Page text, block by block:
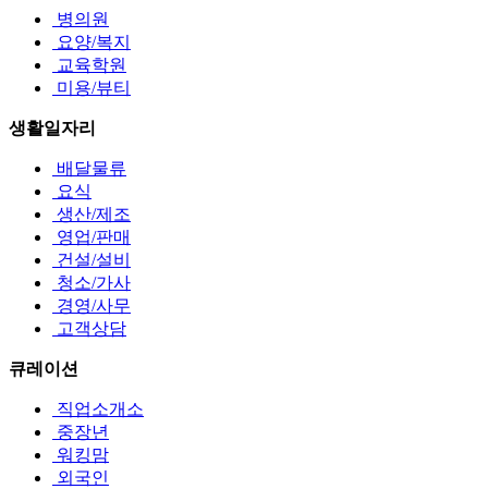
병의원
요양/복지
교육학원
미용/뷰티
생활일자리
배달물류
요식
생산/제조
영업/판매
건설/설비
청소/가사
경영/사무
고객상담
큐레이션
직업소개소
중장년
워킹맘
외국인